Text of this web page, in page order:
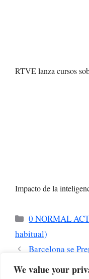
We value your
RTVE lanza cursos
Impacto de la
Categorías
0 NORMAL
habitual)
Barcelona se
Chipnation en 2026